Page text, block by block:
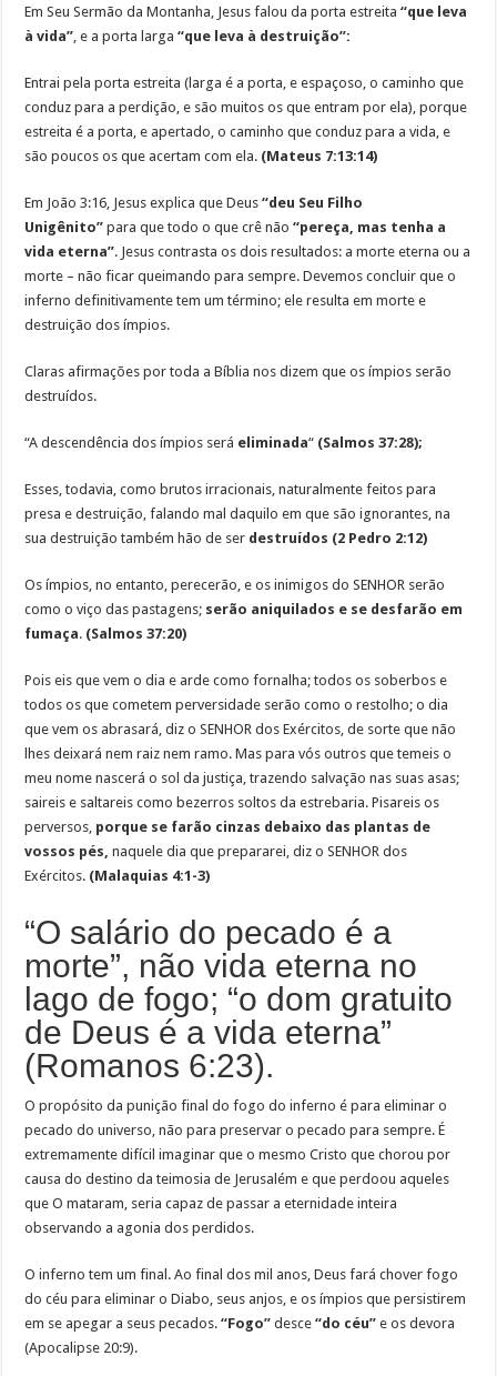
Em Seu Sermão da Montanha, Jesus falou da porta estreita“que leva
à vida” , e a porta larga“que leva à destruição”:
Entrai pela porta estreita (larga é a porta, e espaçoso, o caminho que
conduz para a perdição, e são muitos os que entram por ela), porque
estreita é a porta, e apertado, o caminho que conduz para a vida, e
são poucos os que acertam com ela. (Mateus 7:13:14)
Em João 3:16, Jesus explica que Deus “deu Seu Filho
Unigênito” para que todo o que crê não“pereça, mas tenha a
vida eterna”. Jesus contrasta os dois resultados: a morte eterna ou a
morte – não ficar queimando para sempre. Devemos concluir que o
inferno definitivamente tem um término; ele resulta em morte e
destruição dos ímpios.
Claras afirmações por toda a Bíblia nos dizem que os ímpios serão
destruídos.
“A descendência dos ímpios será eliminada“ (Salmos 37:28);
Esses, todavia, como brutos irracionais, naturalmente feitos para
presa e destruição, falando mal daquilo em que são ignorantes, na
sua destruição também hão de ser destruídos (2 Pedro 2:12)
Os ímpios, no entanto, perecerão, e os inimigos do SENHOR serão
como o viço das pastagens; serão aniquilados e se desfarão em
fumaça. (Salmos 37:20)
Pois eis que vem o dia e arde como fornalha; todos os soberbos e
todos os que cometem perversidade serão como o restolho; o dia
que vem os abrasará, diz o SENHOR dos Exércitos, de sorte que não
lhes deixará nem raiz nem ramo. Mas para vós outros que temeis o
meu nome nascerá o sol da justiça, trazendo salvação nas suas asas;
saireis e saltareis como bezerros soltos da estrebaria. Pisareis os
perversos, porque se farão cinzas debaixo das plantas de
vossos pés, naquele dia que prepararei, diz o SENHOR dos
Exércitos. (Malaquias 4:1-3)
“O salário do pecado é a
morte”, não vida eterna no
lago de fogo; “o dom gratuito
de Deus é a vida eterna”
(Romanos 6:23).
O propósito da punição final do fogo do inferno é para eliminar o
pecado do universo, não para preservar o pecado para sempre. É
extremamente difícil imaginar que o mesmo Cristo que chorou por
causa do destino da teimosia de Jerusalém e que perdoou aqueles
que O mataram, seria capaz de passar a eternidade inteira
observando a agonia dos perdidos.
O inferno tem um final. Ao final dos mil anos, Deus fará chover fogo
do céu para eliminar o Diabo, seus anjos, e os ímpios que persistirem
em se apegar a seus pecados.“Fogo” desce“do céu” e os devora
(Apocalipse 20:9).